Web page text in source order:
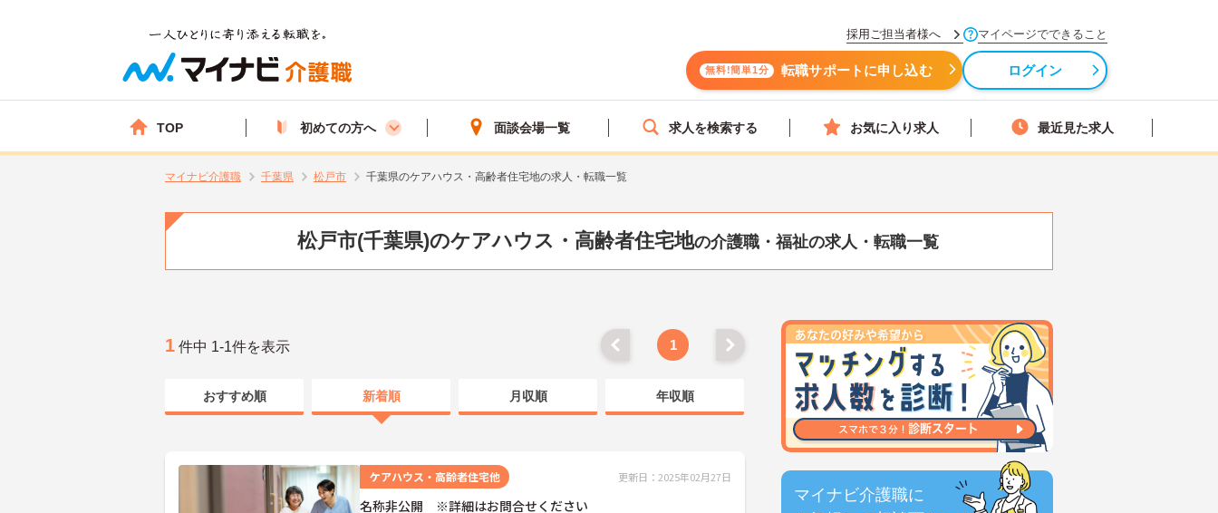
採用ご担当者様へ マイページでできること
無料!簡単1分 転職サポートに申し込む ログイン
TOP 初めての方へ 面談会場一覧 求人を検索する お気に入り求人 最近見た求人
マイナビ介護職 千葉県 松戸市 千葉県のケアハウス・高齢者住宅地の求人・転職一覧
松戸市(千葉県)のケアハウス・高齢者住宅地の介護職・福祉の求人・転職一覧
マイナビ介護職に
1 件中 1-1件を表示 1
おすすめ順 新着順 月収順 年収順
ケアハウス・高齢者住宅他 更新日：2025年02月27日
名称非公開 ※詳細はお問合せください